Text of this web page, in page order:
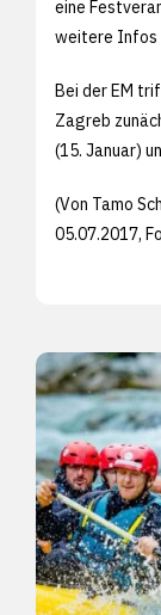
eine
weitere Infos
Bei der EM
Zagreb
(15. Januar)
(Von Tamo
05.07.2017,